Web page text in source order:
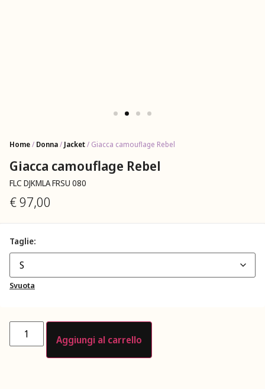
Home/ Donna/Jacket/ Giacca camouflage Rebel
Giacca camouflage Rebel
FLC DJKMLA FRSU 080
€97,00
Taglie
Svuota
Aggiungi al carrello